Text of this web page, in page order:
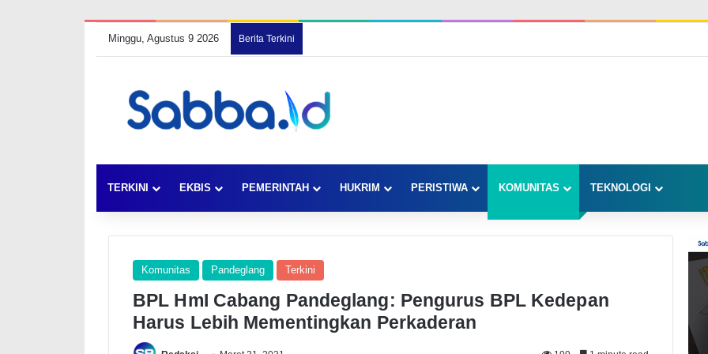
Minggu, Agustus 9 2026 Berita Terkini
TERKINI EKBIS PEMERINTAH HUKRIM PERISTIWA KOMUNITAS TEKNOLOGI
Komunitas Pandeglang Terkini
BPL HmI Cabang Pandeglang: Pengurus BPL Kedepan
Harus Lebih Mementingkan Perkaderan